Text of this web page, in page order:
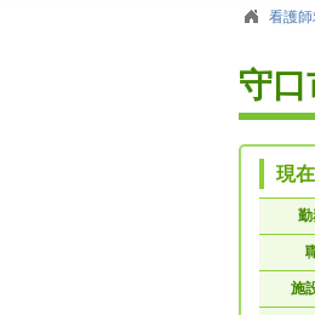
看護
守口
現
施